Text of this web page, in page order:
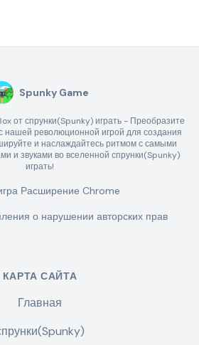
Spunky Game
от спрунки(Spunky) играть - Преобразите
нашей революционной игрой для создания
и наслаждайтесь ритмом с самыми
и звуками во вселенной спрунки(Spunky)
играть!
Расширение Chrome
о нарушении авторских прав
КАРТА САЙТА
Главная